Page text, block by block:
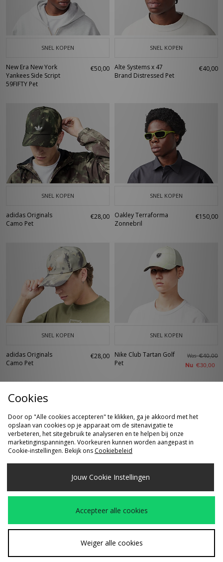
SNEL KOPEN
New Era New York
Yankees Side Script
59FIFTY Pet
€50,00
SNEL KOPEN
Alte Systems x 47
Brand Distressed Pet
€40,00
SNEL KOPEN
adidas Originals
Camo Pet
€28,00
SNEL KOPEN
Oakley Terraforma
Zonnebril
€150,00
SNEL KOPEN
adidas Originals
Camo Pet
€28,00
SNEL KOPEN
Nike Club Tartan Golf
Pet
Was€40,00
Nu €30,00
SNEL KOPEN
Oakley Suture Jacket
€185,00 Oakley Plantaris SQ
€270,00
Cookies
Door op "Alle cookies accepteren" te klikken, ga je akkoord met het
opslaan van cookies op je apparaat om de sitenavigatie te
verbeteren, het sitegebruik te analyseren en te helpen bij onze
marketinginspanningen. Voorkeuren kunnen worden aangepast in
Cookie-instellingen. Bekijk ons Cookiebeleid
Jouw Cookie Instellingen
Accepteer alle cookies
Weiger alle cookies